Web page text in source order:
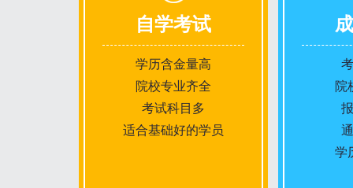
自学考试
学历含金量高
院校专业齐全
考试科目多
适合基础好的学员
院
学